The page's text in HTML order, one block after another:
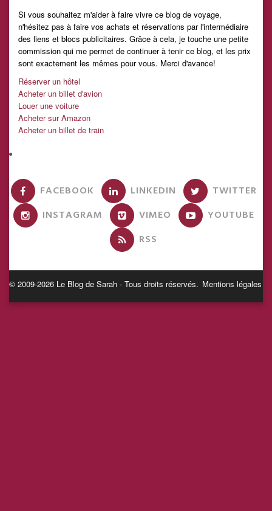
Si vous souhaitez m'aider à faire vivre ce blog de voyage,
n'hésitez pas à faire vos achats et réservations par l'intermédiaire
des liens et blocs publicitaires. Grâce à cela, je touche une petite
commission qui me permet de continuer à tenir ce blog, et les prix
sont exactement les mêmes pour vous. Merci d'avance!
Réserver un hôtel
Acheter un billet d'avion
Louer une voiture
Acheter sur Amazon
Acheter un billet de train
FACEBOOK LINKEDIN
TWITTER
INSTAGRAM
VIMEO
YOUTUBE
RSS
© 2009-2026 Le Blog de Sarah - Tous droits réservés. Mentions légales